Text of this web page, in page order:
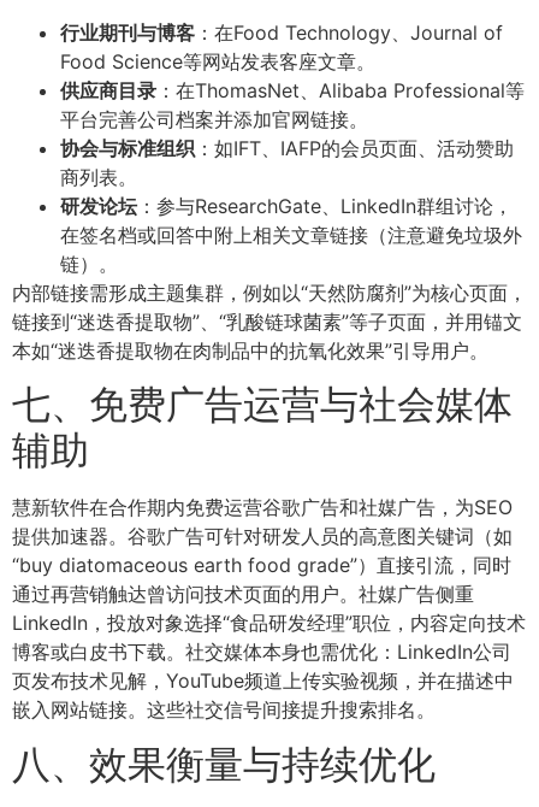
行业期刊与博客 ：在Food Technology、Journal of
Food Science等网站发表客座文章。
供应商目录 ：在ThomasNet、Alibaba Professional等
平台完善公司档案并添加官网链接。
协会与标准组织 ：如IFT、IAFP的会员页面、活动赞助
商列表。
研发论坛：参与ResearchGate、LinkedIn群组讨论，
在签名档或回答中附上相关文章链接（注意避免垃圾外
链）。
内部链接需形成主题集群，例如以“天然防腐剂”为核心页面，
链接到“迷迭香提取物”、“乳酸链球菌素”等子页面，并用锚文
本如“迷迭香提取物在肉制品中的抗氧化效果”引导用户。
七、免费广告运营与社会媒体
辅助
慧新软件在合作期内免费运营谷歌广告和社媒广告，为SEO
提供加速器。谷歌广告可针对研发人员的高意图关键词（如
“buy diatomaceous earth food grade”）直接引流，同时
通过再营销触达曾访问技术页面的用户。社媒广告侧重
LinkedIn，投放对象选择“食品研发经理”职位，内容定向技术
博客或白皮书下载。社交媒体本身也需优化：LinkedIn公司
页发布技术见解，YouTube频道上传实验视频，并在描述中
嵌入网站链接。这些社交信号间接提升搜索排名。
八、效果衡量与持续优化